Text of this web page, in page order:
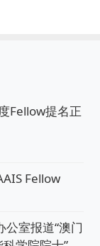
Fellow提名正
Fellow
室报道“澳门